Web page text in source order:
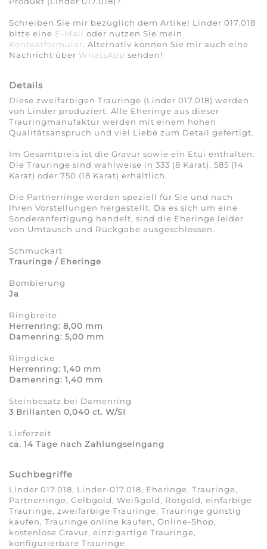
Schreiben Sie mir bezüglich dem Artikel Linder 017.018
bitte eine E-Mail oder nutzen Sie mein
Kontaktformular. Alternativ können Sie mir auch eine
Nachricht über WhatsApp senden!
Details
Diese zweifarbigen Trauringe (Linder 017.018) werden
von Linder produziert. Alle Eheringe aus dieser
Trauringmanufaktur werden mit einem hohen
Qualitätsanspruch und viel Liebe zum Detail gefertigt.
Im Gesamtpreis ist die Gravur sowie ein Etui enthalten.
Die Trauringe sind wahlweise in 333 (8 Karat), 585 (14
Karat) oder 750 (18 Karat) erhältlich.
Die Partnerringe werden speziell für Sie und nach
Ihren Vorstellungen hergestellt. Da es sich um eine
Sonderanfertigung handelt, sind die Eheringe leider
von Umtausch und Rückgabe ausgeschlossen.
Schmuckart
Trauringe / Eheringe
Bombierung
Ja
Ringbreite
Herrenring: 8,00 mm
Damenring: 5,00 mm
Ringdicke
Herrenring: 1,40 mm
Damenring: 1,40 mm
Steinbesatz bei Damenring
3 Brillanten 0,040 ct. W/SI
Lieferzeit
ca. 14 Tage nach Zahlungseingang
Suchbegriffe
Linder 017.018, Linder-017.018, Eheringe, Trauringe,
Partnerringe, Gelbgold, Weißgold, Rotgold, einfarbige
Trauringe, zweifarbige Trauringe, Trauringe günstig
kaufen, Trauringe online kaufen, Online-Shop,
kostenlose Gravur, einzigartige Trauringe,
konfigurierbare Trauringe